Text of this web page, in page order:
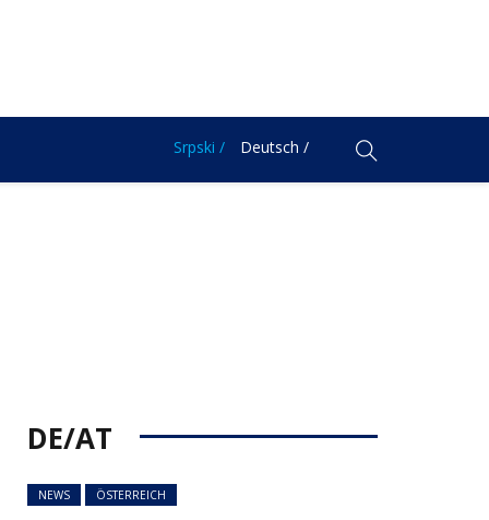
Srpski / Deutsch /
DE/AT
NEWS ÖSTERREICH